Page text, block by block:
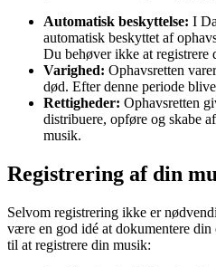
Automatisk beskyttelse: I
automatisk beskyttet af
Du behøver ikke at registrere
Varighed: Ophavsretten
død. Efter denne periode
Rettigheder: Ophavsretten
distribuere, opføre og skabe
musik.
Registrering af din
Selvom registrering ikke er
være en god idé at dokumentere
til at registrere din musik: